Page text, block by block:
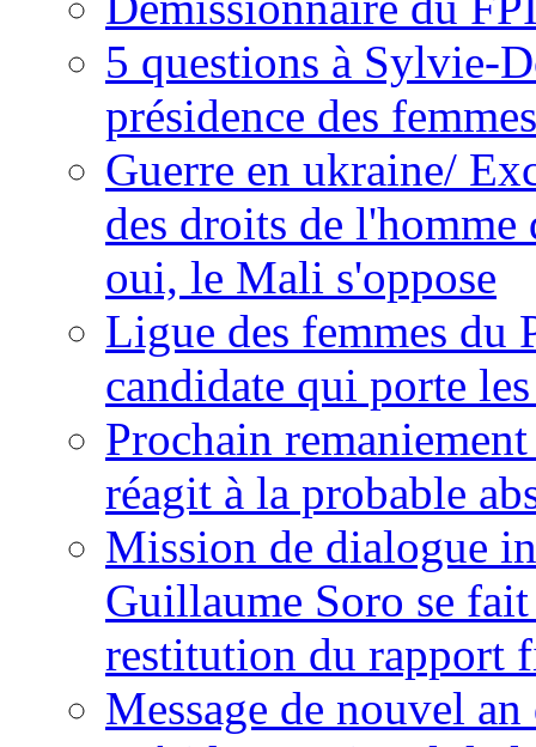
5 questions à Sylvie-
présidence des
Guerre en ukraine/
des droits de
oui, le Mali s'oppose
Ligue des femmes du
candidate qui porte
Prochain
réagit à la probable
Mission de dialogue
Guillaume Soro se
restitution du rapport
Message de nouvel